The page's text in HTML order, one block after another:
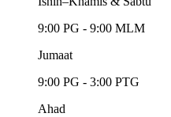
9:00 PG - 9:00 MLM
Jumaat
9:00 PG - 3:00 PTG
Ahad